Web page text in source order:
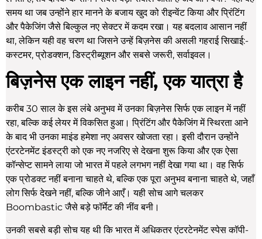
समय था जब उन्होंने हार मानने के बजाय खुद को रीइन्वेंट किया और प्रिंटिंग
और पैकेजिंग जैसे बिल्कुल नए सेक्टर में कदम रखा। यह बदलाव आसान नहीं
था, लेकिन यही वह चरण था जिसने उन्हें बिज़नेस की असली गहराई सिखाई:-
कस्टमर, प्रोडक्शन, डिस्ट्रीब्यूशन और सबसे जरूरी, सर्वाइवल।
बिज़नेस एक लाइन नहीं, एक यात्रा है
करीब 30 साल के इस लंबे अनुभव में उनका बिज़नेस सिर्फ एक लाइन में नहीं
रहा, बल्कि कई लेयर में विकसित हुआ। प्रिंटिंग और पैकेजिंग में स्थिरता आने
के बाद भी उनका माइंड हमेशा नए अवसर खोजता रहा। इसी दौरान उन्होंने
एंटरटेनमेंट इंडस्ट्री को एक नए नजरिए से देखना शुरू किया और एक ऐसा
कॉन्सेप्ट सामने लाया जो भारत में पहले लगभग नहीं देखा गया था। वह सिर्फ
एक प्रोडक्ट नहीं बनाना चाहते थे, बल्कि एक पूरा अनुभव बनाना चाहते थे, जहाँ
लोग सिर्फ देखने नहीं, बल्कि जीने आएँ। यही सोच आगे चलकर
Boombastic जैसे बड़े फॉर्मेट की नींव बनी।
उनकी सबसे बड़ी सोच यह थी कि भारत में अधिकतर एंटरटेनमेंट स्पेस कॉपी-